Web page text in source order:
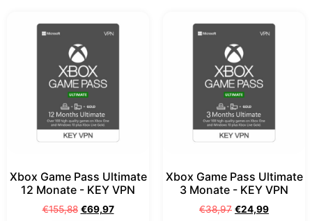
Xbox Game Pass Ultimate
12 Monate - KEY VPN
€155,88 €69,97
Xbox Game Pass Ultimate
3 Monate - KEY VPN
€38,97 €24,99